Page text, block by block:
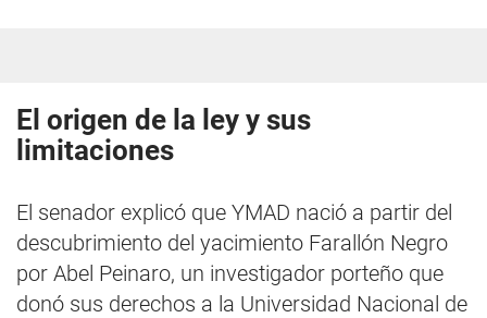
El origen de la ley y sus
limitaciones
El senador explicó que YMAD nació a partir del
descubrimiento del yacimiento Farallón Negro
por Abel Peinaro, un investigador porteño que
donó sus derechos a la Universidad Nacional de